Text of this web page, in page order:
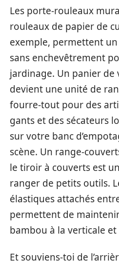
Les porte-rouleaux
rouleaux de papier de
exemple, permettent
sans enchevêtrement
jardinage. Un panier de
devient une unité de
fourre-tout pour des
gants et des sécateurs
sur votre banc
scène. Un range-
le tiroir à couverts est
ranger de petits outils.
élastiques attachés
permettent de
bambou à la verticale et
Et souviens-toi de